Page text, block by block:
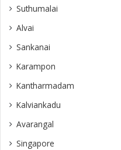
Suthumalai
Alvai
Sankanai
Karampon
Kantharmadam
Kalviankadu
Avarangal
Singapore